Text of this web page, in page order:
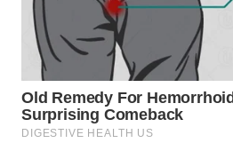
SUBANG
WN
SUKABUMI
WN